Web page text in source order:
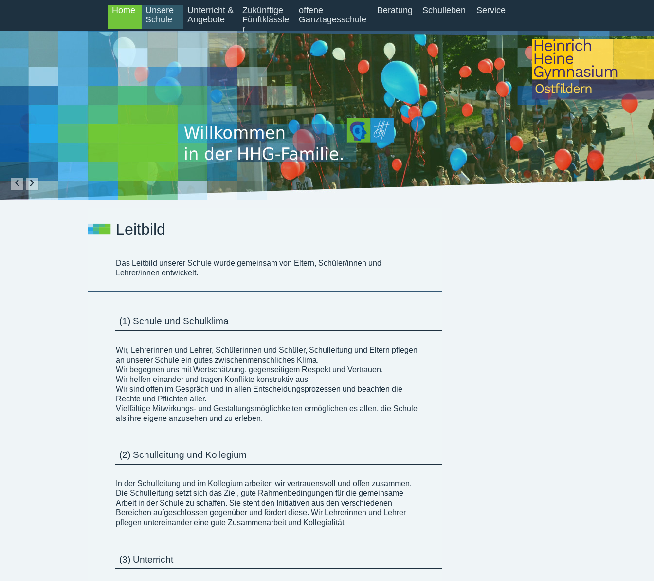
Home
Unsere
Schule
Unterricht &
Angebote
Zukünftige
Fünftklässle
r
offene
Ganztagesschule
Beratung Schulleben Service
‹ ›
Leitbild
Das Leitbild unserer Schule wurde gemeinsam von Eltern, Schüler/innen und
Lehrer/innen entwickelt.
(1) Schule und Schulklima
Wir, Lehrerinnen und Lehrer, Schülerinnen und Schüler, Schulleitung und Eltern pflegen
an unserer Schule ein gutes zwischenmenschliches Klima.
Wir begegnen uns mit Wertschätzung, gegenseitigem Respekt und Vertrauen.
Wir helfen einander und tragen Konflikte konstruktiv aus.
Wir sind offen im Gespräch und in allen Entscheidungsprozessen und beachten die
Rechte und Pflichten aller.
Vielfältige Mitwirkungs- und Gestaltungsmöglichkeiten ermöglichen es allen, die Schule
als ihre eigene anzusehen und zu erleben.
(2) Schulleitung und Kollegium
In der Schulleitung und im Kollegium arbeiten wir vertrauensvoll und offen zusammen.
Die Schulleitung setzt sich das Ziel, gute Rahmenbedingungen für die gemeinsame
Arbeit in der Schule zu schaffen. Sie steht den Initiativen aus den verschiedenen
Bereichen aufgeschlossen gegenüber und fördert diese. Wir Lehrerinnen und Lehrer
pflegen untereinander eine gute Zusammenarbeit und Kollegialität.
(3) Unterricht